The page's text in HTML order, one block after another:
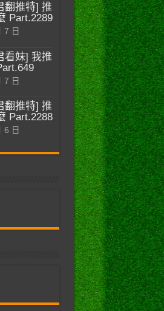
翻推特] 推
Part.2289
7 日
看妹] 我推
7 日
翻推特] 推
Part.2288
6 日